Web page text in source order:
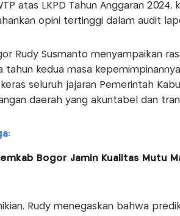
atas LKPD Tahun Anggaran
opini tertinggi dalam audit
Rudy Susmanto menyampaikan
tahun kedua masa
keras seluruh jajaran Pemerintah
daerah yang akuntabel dan
Bogor Jamin Kualitas Mutu
Rudy menegaskan bahwa